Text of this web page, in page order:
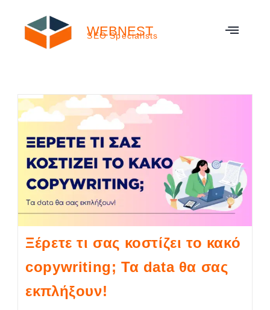
WEBNEST
SEO Specialists
Ξέρετε τι σας κοστίζει το κακό
copywriting; Τα data θα σας
εκπλήξουν!